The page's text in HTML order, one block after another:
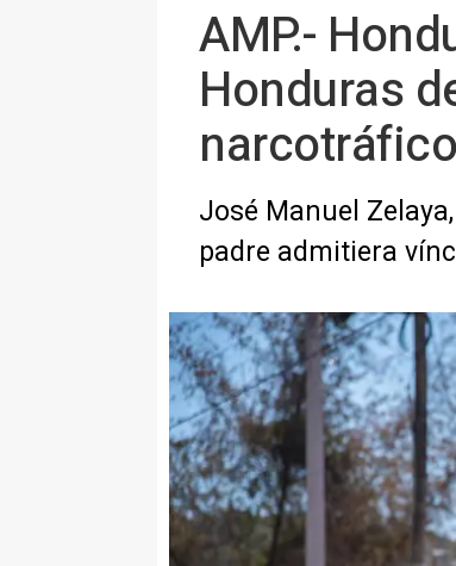
AMP.-
Honduras
narcotráfico
José Manuel
padre admitiera